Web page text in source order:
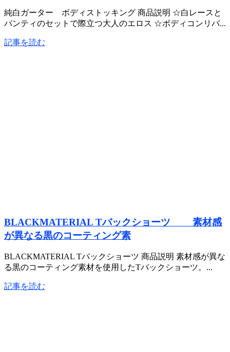
純白ガーター ボディストッキング 商品説明 ☆白レースと
パンティのセットで際立つ大人のエロス ☆ボディコンリバ...
記事を読む
BLACKMATERIAL Tバックショーツ 素材感
が異なる黒のコーティング素
BLACKMATERIAL Tバックショーツ 商品説明 素材感が異な
る黒のコーティング素材を使用したTバックショーツ。...
記事を読む